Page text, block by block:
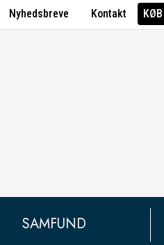
Nyhedsbreve Kontakt
SAMFUND